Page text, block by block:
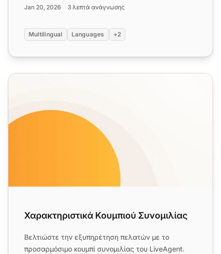
Jan 20, 2026 3 λεπτά ανάγνωσης
Multilingual Languages +2
Χαρακτηριστικά Κουμπιού Συνομιλίας
Χαρακτηριστικά Κουμπιού Συνομιλίας
Βελτιώστε την εξυπηρέτηση πελατών με το
προσαρμόσιμο κουμπί συνομιλίας του LiveAgent.